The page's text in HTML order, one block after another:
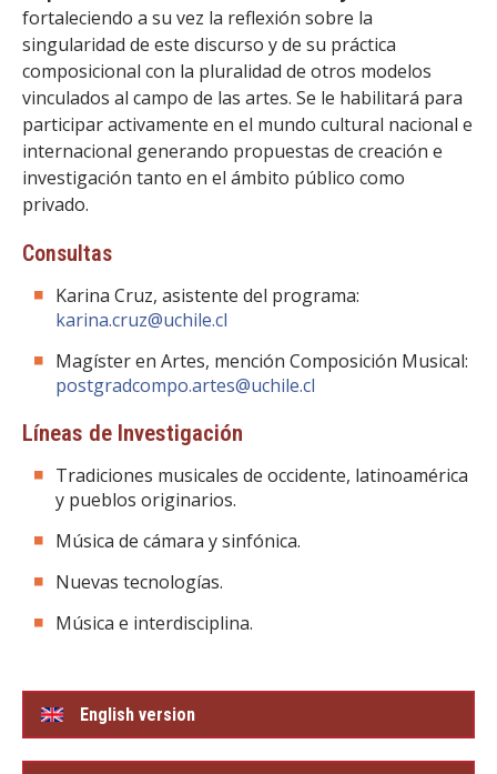
English version
fortaleciendo a su vez la reflexión sobre la
singularidad de este discurso y de su práctica
composicional con la pluralidad de otros modelos
vinculados al campo de las artes. Se le habilitará para
participar activamente en el mundo cultural nacional e
internacional generando propuestas de creación e
investigación tanto en el ámbito público como
privado.
Consultas
Karina Cruz, asistente del programa:
karina.cruz@uchile.cl
Magíster en Artes, mención Composición Musical:
postgradcompo.artes@uchile.cl
Líneas de Investigación
Tradiciones musicales de occidente, latinoamérica
y pueblos originarios.
Música de cámara y sinfónica.
Nuevas tecnologías.
Música e interdisciplina.